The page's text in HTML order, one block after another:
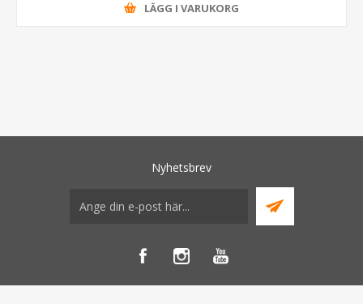
LÄGG I VARUKORG
Nyhetsbrev